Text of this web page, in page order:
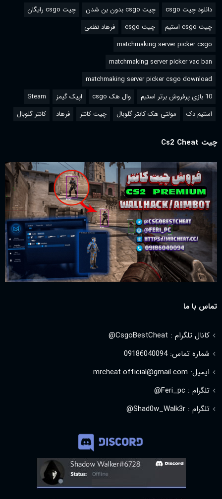
دانلود چیت csgo چیت csgo بدون بن شدن
چیت csgo رایگان
چیت csgo استیم
چیت csgo
فرهاد نظمی
matchmaking server picker csgo
matchmaking server picker vac ban
matchmaking server picker csgo download
10 بازی پرفروش برتر استیم
وال هک csgo اپیک گیمز
Steam
استیم دک
مولتی هک کانتر گلوبال چیت کانتر فرهاد کانتر گلوبال
چیت Cs2 Cheat
تماس با ما
کانال تلگرام : CsgoBestCheat@
شماره تماس: 09186040094
ایمیل: mrcheat.official@gmail.com
تلگرام : Feri_pc@
تلگرام : Shad0w_Walk3r@